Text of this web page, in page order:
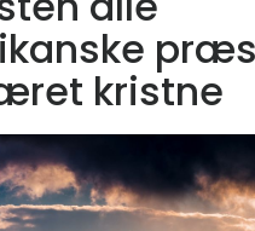
kristne